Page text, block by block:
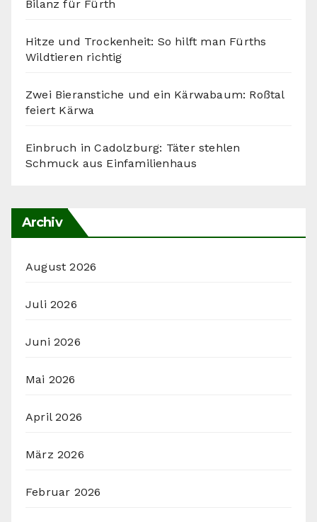
Bilanz für Fürth
Hitze und Trockenheit: So hilft man Fürths
Wildtieren richtig
Zwei Bieranstiche und ein Kärwabaum: Roßtal
feiert Kärwa
Einbruch in Cadolzburg: Täter stehlen
Schmuck aus Einfamilienhaus
Archiv
August 2026
Juli 2026
Juni 2026
Mai 2026
April 2026
März 2026
Februar 2026